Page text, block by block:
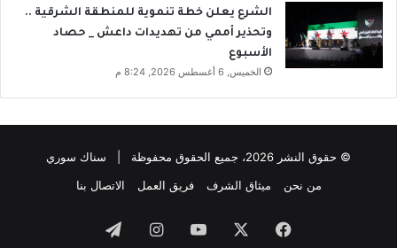
الشرع يعلن خطة تنموية للمنطقة الشرقية ..
وتحذير أممي من تهديدات داعش _ حصاد
الأسبوع
الخميس, 6 أغسطس 2026, 8:24 م
© حقوق النشر 2026، جميع الحقوق محفوظة | سناك سوري
من نحن
ميثاق الشرف فريق العمل الاتصال بنا
فيسبوك ‫YouTubeانستقرام